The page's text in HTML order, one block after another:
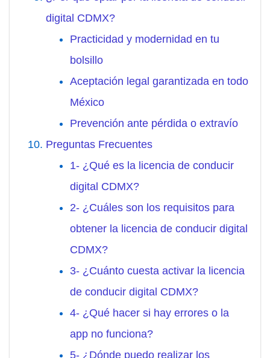
digital CDMX?
Practicidad y modernidad en tu
bolsillo
Aceptación legal garantizada en todo
México
Prevención ante pérdida o extravío
Preguntas Frecuentes
1- ¿Qué es la licencia de conducir
digital CDMX?
2- ¿Cuáles son los requisitos para
obtener la licencia de conducir digital
CDMX?
3- ¿Cuánto cuesta activar la licencia
de conducir digital CDMX?
4- ¿Qué hacer si hay errores o la
app no funciona?
5- ¿Dónde puedo realizar los